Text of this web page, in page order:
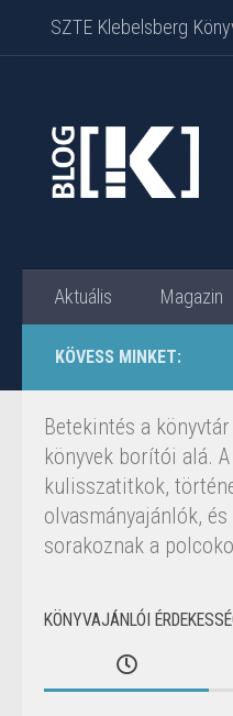
Skip to content
SZTE Klebelsberg
Aktuális Magazin
KÖVESS MINKET:
Betekintés a
könyvek borítói alá.
kulisszatitkok,
olvasmányajánlók,
sorakoznak a
KÖNYVAJÁNLÓI